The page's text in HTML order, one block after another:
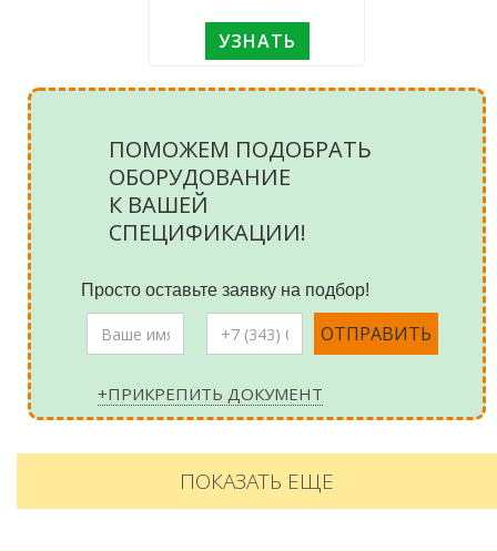
УЗНАТЬ
ПОМОЖЕМ ПОДОБРАТЬ
ОБОРУДОВАНИЕ
К ВАШЕЙ
СПЕЦИФИКАЦИИ!
Просто оставьте заявку на подбор!
+ПРИКРЕПИТЬ ДОКУМЕНТ
ПОКАЗАТЬ ЕЩЕ